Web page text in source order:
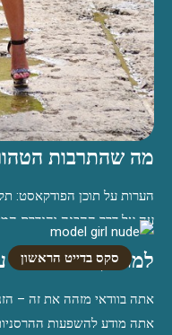
מה שהתרבות
הערות על תוכן הפודקאסט:
עה על דרך ההבנה והגדרת
באמת תקופה חיובית?
דחייה עצמית, רגשי אשם,
ושל מערכות היחסים שלנו.
ו לנזק רב, והותירו […]
סקס בדייט הראשון
למורתך שמתמודד
אתה בוודאי מזהה את זה –
אתה מודע להשפעות